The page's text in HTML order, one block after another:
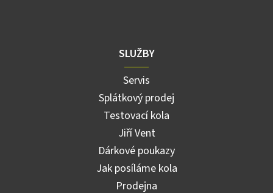
SLUŽBY
Servis
Splátkový prodej
Testovací kola
Jiří Vent
Dárkové poukazy
Jak posíláme kola
Prodejna